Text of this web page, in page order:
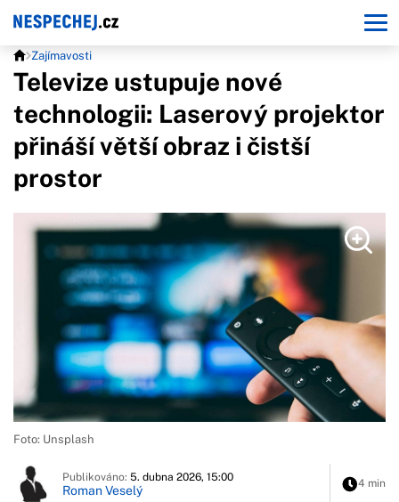
Zajímavosti
Televize ustupuje nové
technologii: Laserový projektor
přináší větší obraz i čistší
prostor
Foto: Unsplash
Publikováno: 5. dubna 2026, 15:00
Roman Veselý 4 min